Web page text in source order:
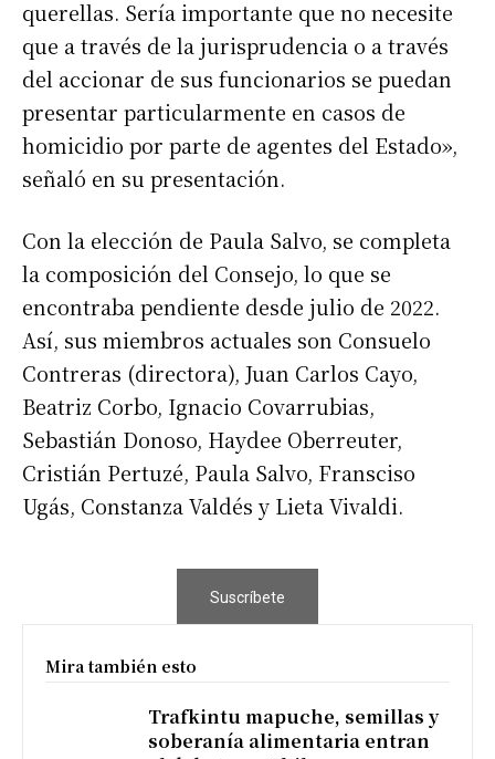
querellas. Sería importante que no necesite
que a través de la jurisprudencia o a través
del accionar de sus funcionarios se puedan
presentar particularmente en casos de
homicidio por parte de agentes del Estado»,
señaló en su presentación.
Con la elección de Paula Salvo, se completa
la composición del Consejo, lo que se
encontraba pendiente desde julio de 2022.
Así, sus miembros actuales son Consuelo
Contreras (directora), Juan Carlos Cayo,
Beatriz Corbo, Ignacio Covarrubias,
Sebastián Donoso, Haydee Oberreuter,
Cristián Pertuzé, Paula Salvo, Fransciso
Ugás, Constanza Valdés y Lieta Vivaldi.
Suscríbete
Mira también esto
Trafkintu mapuche, semillas y
soberanía alimentaria entran